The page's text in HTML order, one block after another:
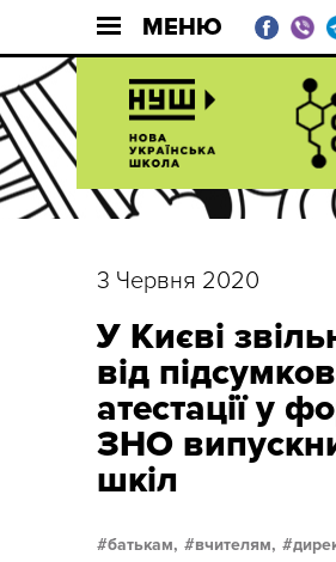
МЕНЮ
3 Червня 2020
У Києві
від
атестації у
ЗНО
шкіл
батькам, вчителям,